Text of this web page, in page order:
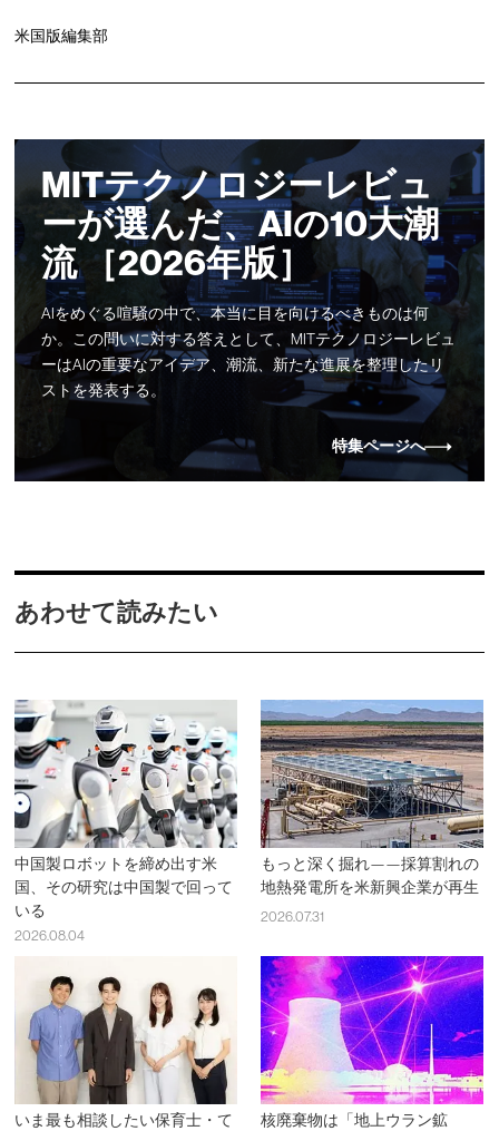
米国版編集部
MITテクノロジーレビュ
ーが選んだ、AIの10大潮
流 ［2026年版］
AIをめぐる喧騒の中で、本当に目を向けるべきものは何
か。この問いに対する答えとして、MITテクノロジーレビュ
ーはAIの重要なアイデア、潮流、新たな進展を整理したリ
ストを発表する。
特集ページへ
あわせて読みたい
中国製ロボットを締め出す米
国、その研究は中国製で回って
いる
2026.08.04
もっと深く掘れ——採算割れの
地熱発電所を米新興企業が再生
2026.07.31
いま最も相談したい保育士・て
核廃棄物は「地上ウラン鉱